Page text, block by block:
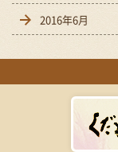
2016年6月